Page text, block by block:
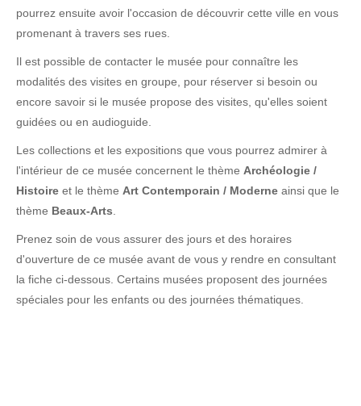
pourrez ensuite avoir l'occasion de découvrir cette ville en vous
promenant à travers ses rues.
Il est possible de contacter le musée pour connaître les
modalités des visites en groupe, pour réserver si besoin ou
encore savoir si le musée propose des visites, qu'elles soient
guidées ou en audioguide.
Les collections et les expositions que vous pourrez admirer à
l'intérieur de ce musée concernent le thème Archéologie /
Histoire et le thème Art Contemporain / Moderne ainsi que le
thème Beaux-Arts
Prenez soin de vous assurer des jours et des horaires
d'ouverture de ce musée avant de vous y rendre en consultant
la fiche ci-dessous. Certains musées proposent des journées
spéciales pour les enfants ou des journées thématiques.